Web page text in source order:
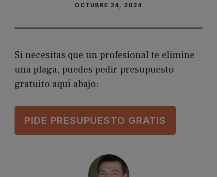
OCTUBRE 24, 2024
Si necesitas que un profesional te elimine
una plaga, puedes pedir presupuesto
gratuito aquí abajo:
PIDE PRESUPUESTO GRATIS